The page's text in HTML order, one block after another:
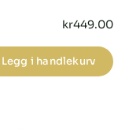
kr449.00
Legg i handlekurv